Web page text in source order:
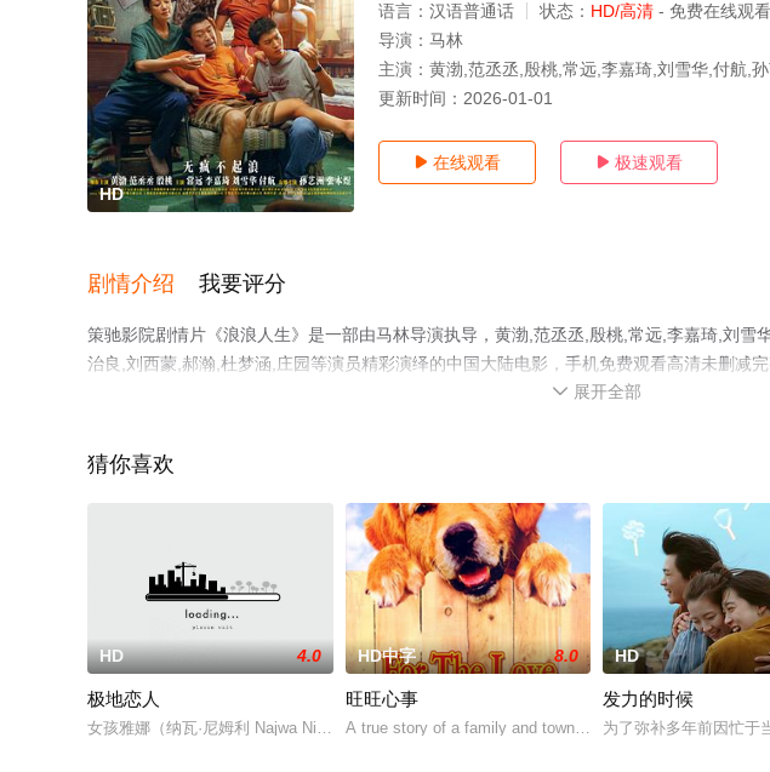
HD
语言： 汉语普通话 状态： HD/高清 - 免费在线观看
导演： 马林
主演： 黄渤,范丞丞,殷桃,常远,李嘉琦,刘雪华,付航,
更新时间： 2026-01-01
 在线观看  极速观看
剧情介绍 我要评分
策驰影院剧情片《浪浪人生》是一部由马林导演执导，黄渤,范丞丞,殷桃,常远,李嘉琦,刘雪
治良,刘西蒙,郝瀚,杜梦涵,庄园等演员精彩演绎的中国大陆电影，手机免费观看高清未删减
 展开全部
猜你喜欢
HD 4.0
极地恋人
女孩雅娜（纳瓦·尼姆利 Najwa Nimri 饰）自幼丧父，男孩奥图（费雷·马丁内兹 F
HD中字 8.0
旺旺心事
A true story of a family and town's effort to
HD
发力的时候
为了弥补多年前因忙于